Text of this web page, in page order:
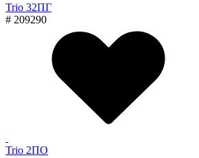
Trio 32ПГ
# 209290
Trio 2ПО